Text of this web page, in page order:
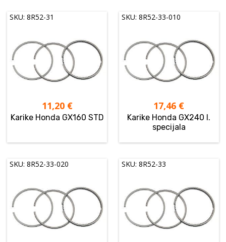
SKU: 8R52-31
11,20 €
Karike Honda GX160 STD
SKU: 8R52-33-010
17,46 €
Karike Honda GX240 I.
specijala
SKU: 8R52-33-020 SKU: 8R52-33